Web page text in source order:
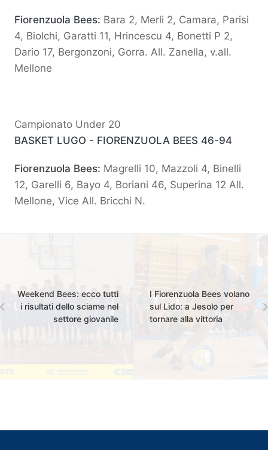
Fiorenzuola Bees: Bara 2, Merli 2, Camara, Parisi
4, Biolchi, Garatti 11, Hrincescu 4, Bonetti P 2,
Dario 17, Bergonzoni, Gorra. All. Zanella, v.all.
Mellone
Campionato Under 20
BASKET LUGO - FIORENZUOLA BEES 46-94
Fiorenzuola Bees: Magrelli 10, Mazzoli 4, Binelli
12, Garelli 6, Bayo 4, Boriani 46, Superina 12 All.
Mellone, Vice All. Bricchi N.
Weekend Bees: ecco tutti
i risultati dello sciame nel
settore giovanile
I Fiorenzuola Bees volano
sul Lido: a Jesolo per
tornare alla vittoria